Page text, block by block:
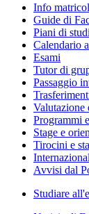
Info
Guide di
Piani di
Calendario
Esami
Tutor di
Passaggio
Valutazione
Programmi
Stage e
Tirocini e
Avvisi dal
Studiare